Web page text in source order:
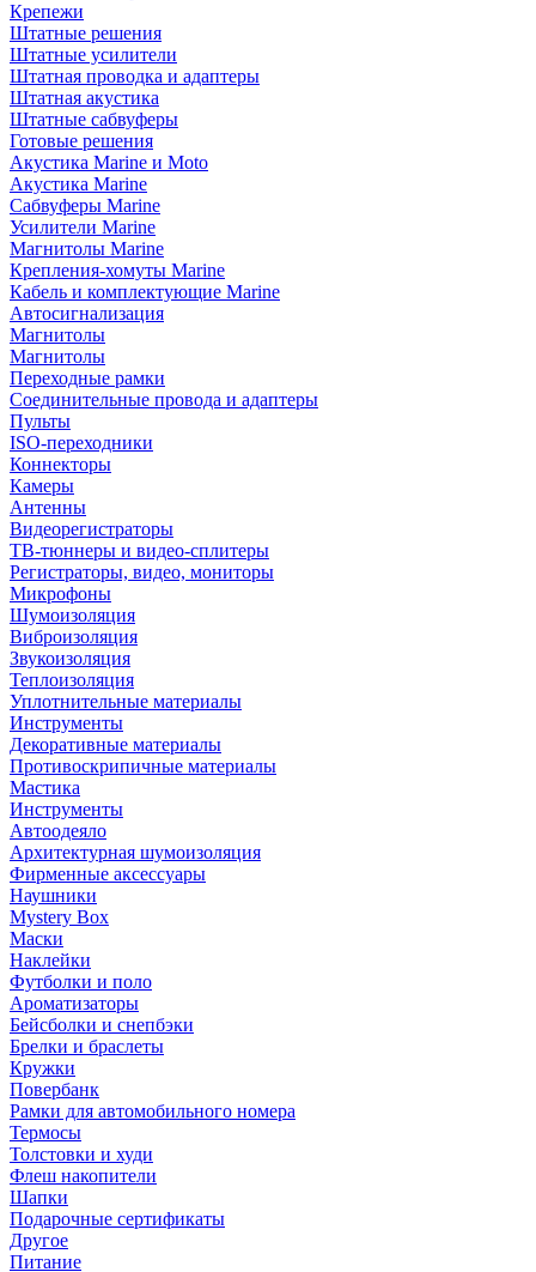
Крепежи
Штатные решения
Штатные усилители
Штатная проводка и адаптеры
Штатная акустика
Штатные сабвуферы
Готовые решения
Акустика Marine и Moto
Акустика Marine
Сабвуферы Marine
Усилители Marine
Магнитолы Marine
Крепления-хомуты Marine
Кабель и комплектующие Marine
Автосигнализация
Магнитолы
Магнитолы
Переходные рамки
Соединительные провода и адаптеры
Пульты
ISO-переходники
Коннекторы
Камеры
Антенны
Видеорегистраторы
ТВ-тюннеры и видео-сплитеры
Регистраторы, видео, мониторы
Микрофоны
Шумоизоляция
Виброизоляция
Звукоизоляция
Теплоизоляция
Уплотнительные материалы
Инструменты
Декоративные материалы
Противоскрипичные материалы
Мастика
Инструменты
Автоодеяло
Архитектурная шумоизоляция
Фирменные аксессуары
Наушники
Mystery Box
Маски
Наклейки
Футболки и поло
Ароматизаторы
Бейсболки и снепбэки
Брелки и браслеты
Кружки
Повербанк
Рамки для автомобильного номера
Термосы
Толстовки и худи
Флеш накопители
Шапки
Подарочные сертификаты
Другое
Питание